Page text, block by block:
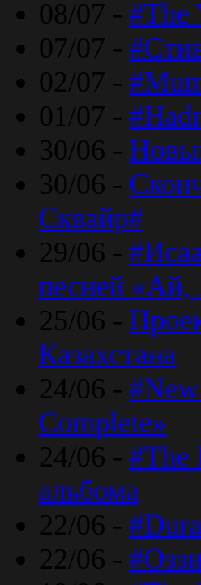
08/07 - #The
07/07 -
02/07 -
01/07 -
30/06 -
30/06 -
Сквайр#
29/06 -
песней
25/06 -
Казахстана
24/06 -
Complete»
24/06 - #The
альбома
22/06 -
22/06 -